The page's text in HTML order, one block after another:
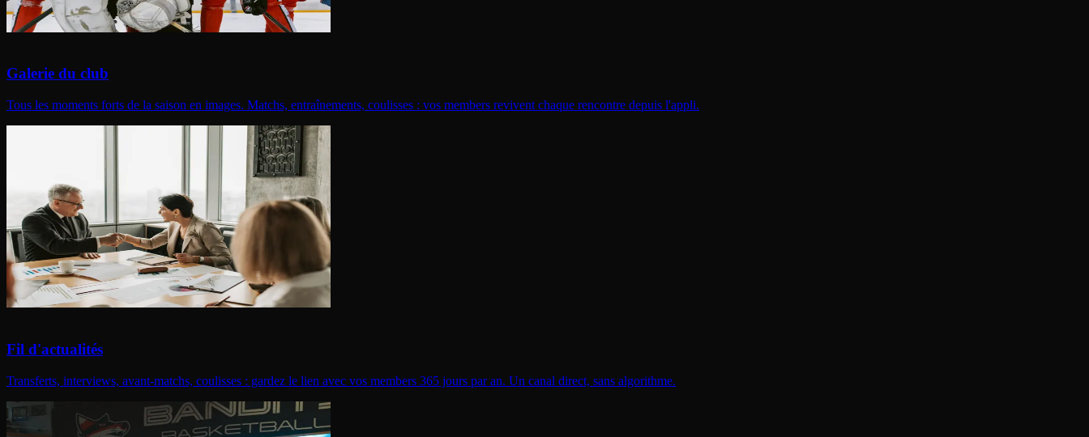
Galerie du club
Tous les moments forts de la saison en images. Matchs, entraînements, coulisses : vos members revivent chaque rencontre depuis l'appli.
Fil d'actualités
Transferts, interviews, avant-matchs, coulisses : gardez le lien avec vos members 365 jours par an. Un canal direct, sans algorithme.